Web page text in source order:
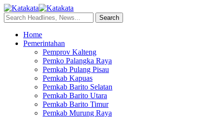
Home
Pemerintahan
Pemprov Kalteng
Pemko Palangka Raya
Pemkab Pulang Pisau
Pemkab Kapuas
Pemkab Barito Selatan
Pemkab Barito Utara
Pemkab Barito Timur
Pemkab Murung Raya